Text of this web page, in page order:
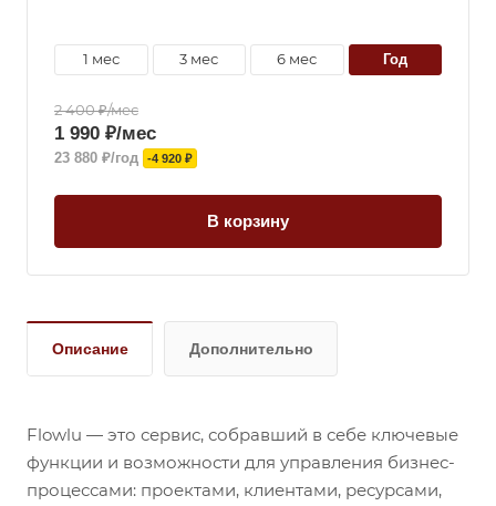
1 мес 3 мес 6 мес год
2 400 ₽/мес
1 990 ₽/мес
23 880 ₽/год -4 920 ₽
В корзину
Описание Дополнительно
Flowlu — это сервис, собравший в себе ключевые
функции и возможности для управления бизнес-
процессами: проектами, клиентами, ресурсами,